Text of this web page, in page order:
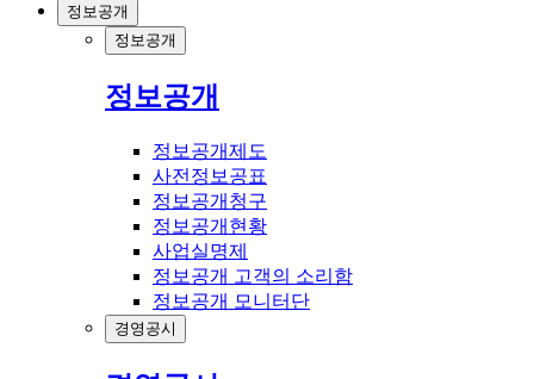
정보공개
정보공개
정보공개
정보공개제도
사전정보공표
정보공개청구
정보공개현황
사업실명제
정보공개 고객의 소리함
정보공개 모니터단
경영공시